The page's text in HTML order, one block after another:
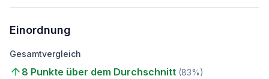
Einordnung
Gesamtvergleich
8 Punkte über dem Durchschnitt (83%)